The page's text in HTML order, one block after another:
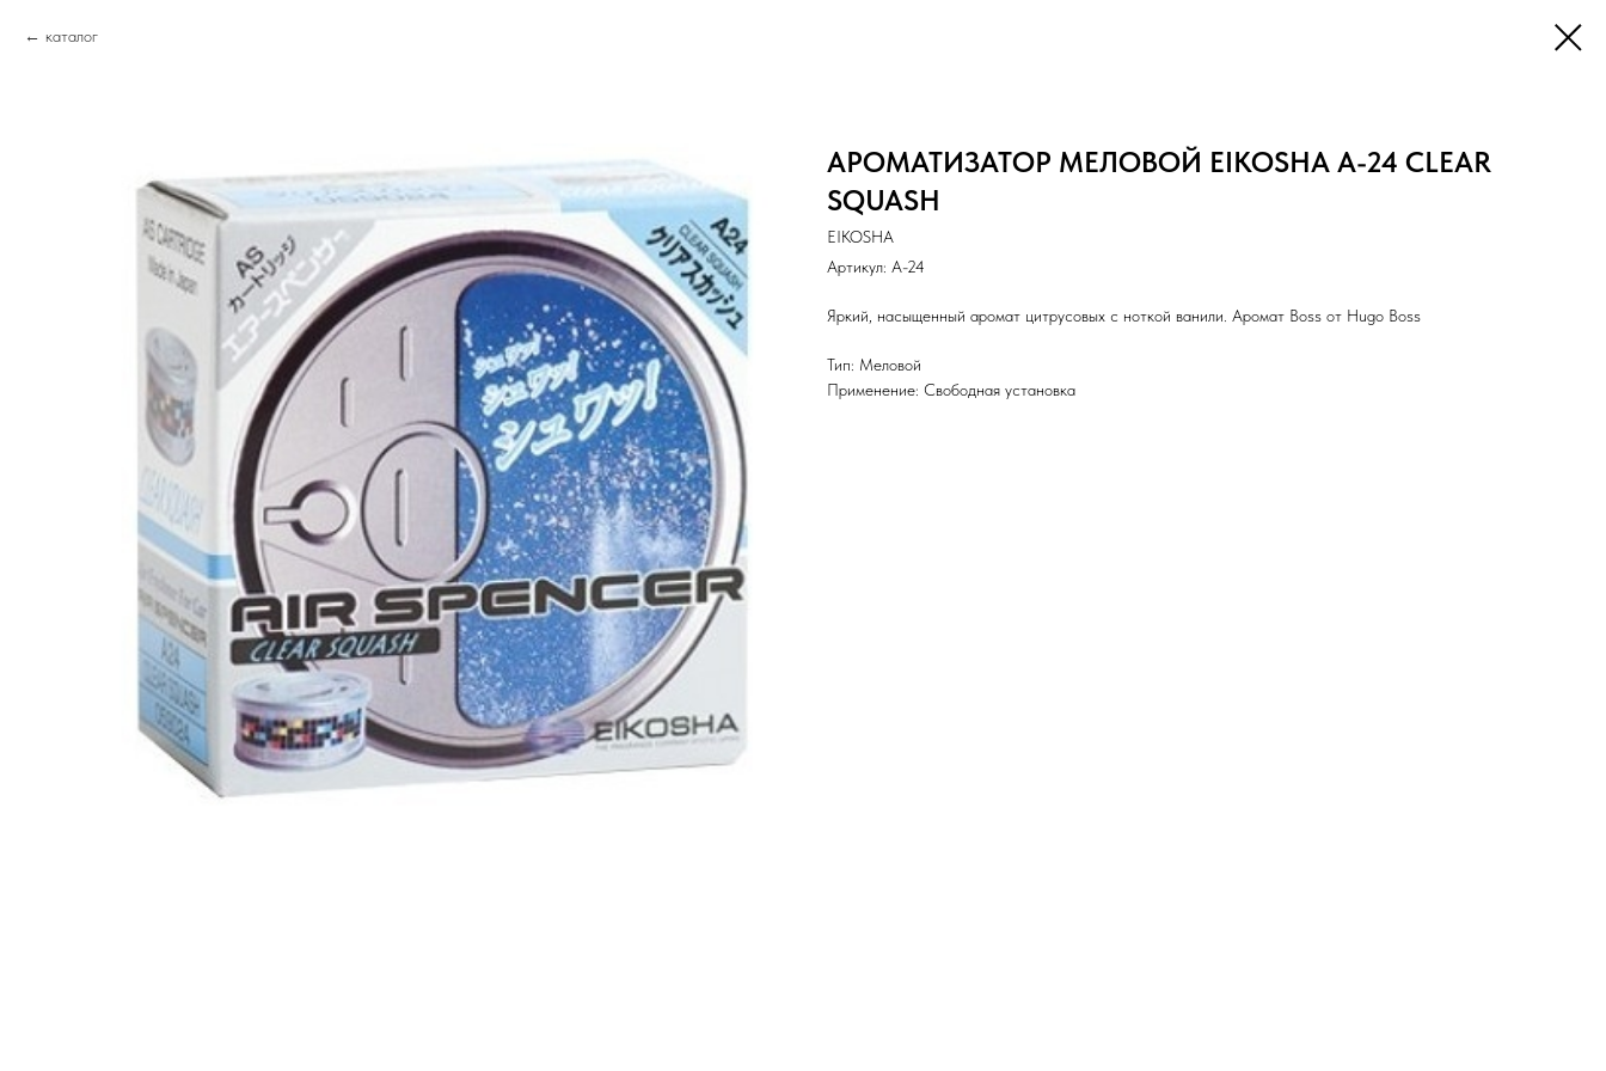
каталог
АРОМАТИЗАТОР МЕЛОВОЙ EIKOSHA A-24 CLEAR
SQUASH
EIKOSHA
Артикул: A-24
Яркий, насыщенный аромат цитрусовых с ноткой ванили. Аромат Boss от Hugo Boss
Тип: Меловой
Применение: Свободная установка